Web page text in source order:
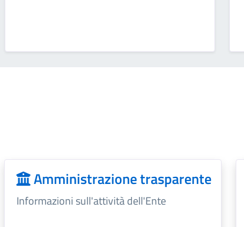
Amministrazione trasparente
Informazioni sull'attività dell'Ente